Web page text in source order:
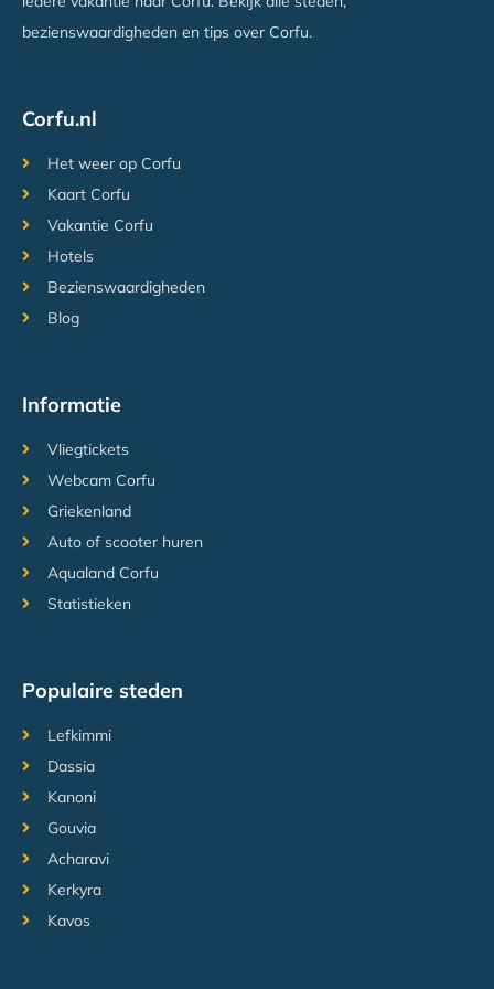
bezienswaardigheden en tips over Corfu.
Corfu.nl
Het weer op Corfu
Kaart Corfu
Vakantie Corfu
Hotels
Bezienswaardigheden
Blog
Informatie
Vliegtickets
Webcam Corfu
Griekenland
Auto of scooter huren
Aqualand Corfu
Statistieken
Populaire steden
Lefkimmi
Dassia
Kanoni
Gouvia
Acharavi
Kerkyra
Kavos